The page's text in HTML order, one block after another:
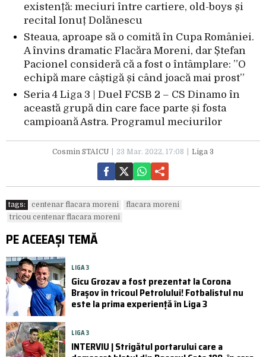
existență: meciuri între cartiere, old-boys și
recital Ionuț Dolănescu
Steaua, aproape să o comită în Cupa României.
A învins dramatic Flacăra Moreni, dar Ștefan
Pacionel consideră că a fost o întâmplare: ”O
echipă mare câștigă și când joacă mai prost”
Seria 4 Liga 3 | Duel FCSB 2 – CS Dinamo în
această grupă din care face parte și fosta
campioană Astra. Programul meciurilor
Cosmin STAICU 23 Mar. 2022, 17:08 Liga 3
tags: centenar flacara moreni
flacara moreni
tricou centenar flacara moreni
PE ACEEAȘI TEMĂ
LIGA 3
Gicu Grozav a fost prezentat la Corona
Brașov în tricoul Petrolului! Fotbalistul nu
este la prima experiență în Liga 3
LIGA 3
INTERVIU | Strigătul portarului care a